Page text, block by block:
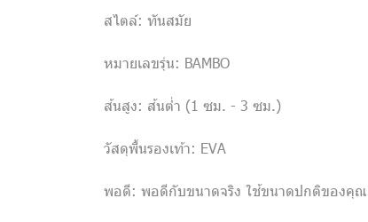
สไตล์: ทันสมัย
หมายเลขรุ่น: BAMBO
ส้นสูง: ส้นต่ำ (1 ซม. - 3 ซม.)
วัสดุพื้นรองเท้า: EVA
พอดี: พอดีกับขนาดจริง ใช้ขนาดปกติของคุณ